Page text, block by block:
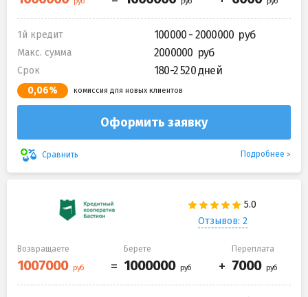
1й кредит 100000 - 2000000
Макс. сумма 2000000
Срок 180-2 520 дней
0,06% комиссия для новых клиентов
Оформить заявку
Сравнить Подробнее
Отзывов: 2
Возвращаете Берете Переплата